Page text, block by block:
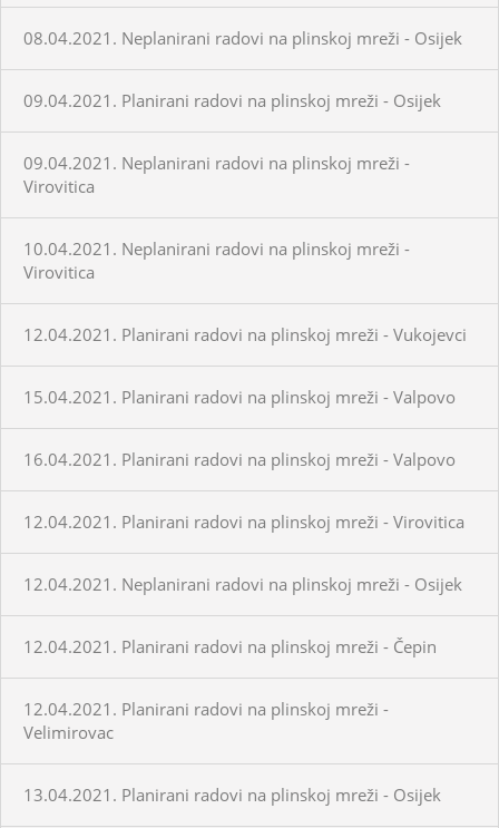
08.04.2021. Neplanirani radovi na plinskoj mreži - Osijek
09.04.2021. Planirani radovi na plinskoj mreži - Osijek
09.04.2021. Neplanirani radovi na plinskoj mreži -
Virovitica
10.04.2021. Neplanirani radovi na plinskoj mreži -
Virovitica
12.04.2021. Planirani radovi na plinskoj mreži - Vukojevci
15.04.2021. Planirani radovi na plinskoj mreži - Valpovo
16.04.2021. Planirani radovi na plinskoj mreži - Valpovo
12.04.2021. Planirani radovi na plinskoj mreži - Virovitica
12.04.2021. Neplanirani radovi na plinskoj mreži - Osijek
12.04.2021. Planirani radovi na plinskoj mreži - Čepin
12.04.2021. Planirani radovi na plinskoj mreži -
Velimirovac
13.04.2021. Planirani radovi na plinskoj mreži - Osijek